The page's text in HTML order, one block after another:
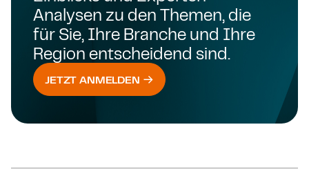
Analysen zu den Themen, die
für Sie, Ihre Branche und Ihre
Region entscheidend sind.
JETZT ANMELDEN